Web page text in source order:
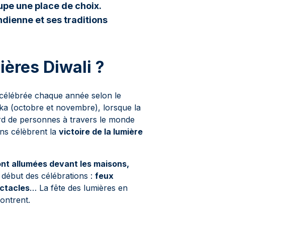
une place de choix.
et ses traditions
Diwali ?
chaque année selon le
(octobre et novembre), lorsque la
de personnes à travers le monde
célèbrent lavictoire de la lumière
allumées devant les maisons,
des célébrations :feux
… La fête des lumières en